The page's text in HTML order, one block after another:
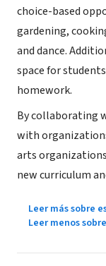
choice-based
gardening,
and dance.
space for
homework.
By collaborating
with
arts
new curriculum
Leer más sobre
Leer menos